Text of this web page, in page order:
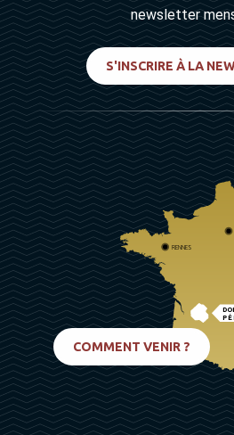
newsletter
S'INSCRIRE À LA
RENNES
COMMENT VENIR ?